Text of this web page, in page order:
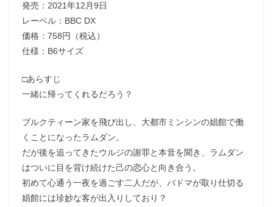
発売：2021年12月9日
レーベル：BBC DX
価格：758円（税込）
仕様：B6サイズ
□あらすじ
一緒に帰ってくれるだろう？
ブルクティーン家を飛び出し、大都市ミンシンの娼館で働
くことになったラムダン。
だが後を追ってきたウルジの謝罪と本音を聞き、ラムダン
はついに目を背け続けた己の恋心と向き合う。
初めて心通う一夜を過ごす二人だが、バドマが取り仕切る
娼館には珍妙な客が出入りしており？